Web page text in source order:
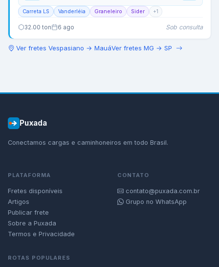
Carreta LS Vanderléia Graneleiro Sider +1
32.00 ton 6 ago Sob consulta
Ver fretes Vespasiano → MauáVer fretes MG → SP
Puxada
Conectamos cargas e caminhoneiros em todo Brasil.
PLATAFORMA
Fretes disponíveis
Artigos
Publicar frete
Sobre a Puxada
Termos e Privacidade
CONTATO
contato@puxada.com.br
Grupo no WhatsApp
ROTAS POPULARES